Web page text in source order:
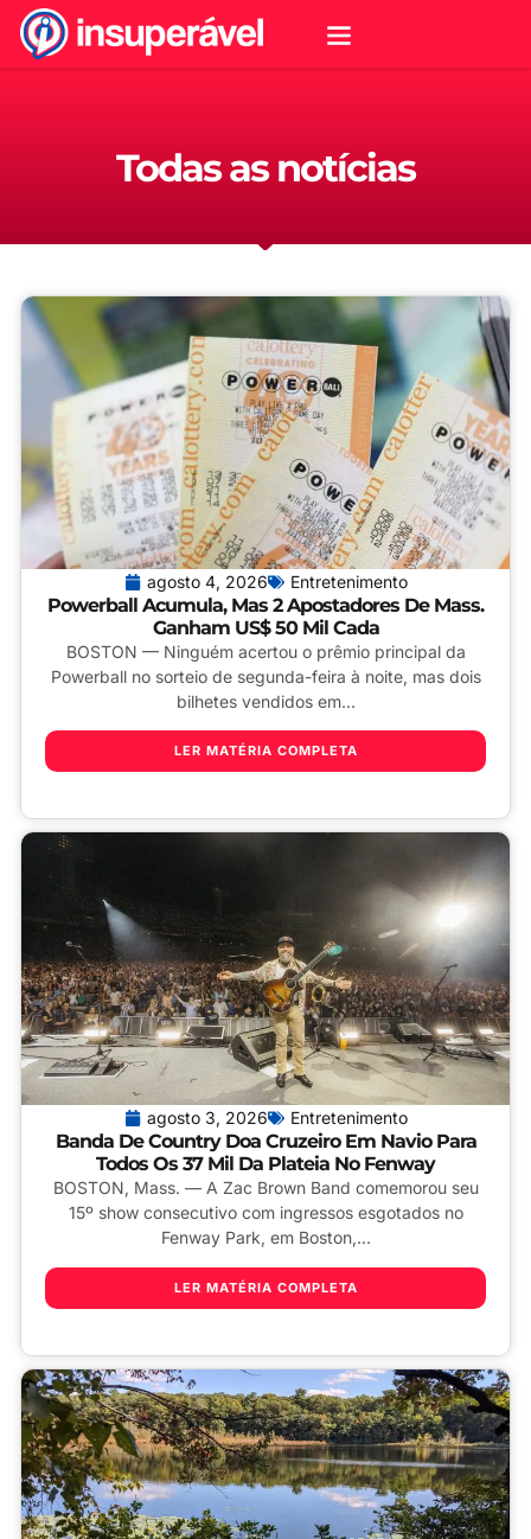
Todas as notícias
agosto 4, 2026 Entretenimento
Powerball Acumula, Mas 2 Apostadores De Mass.
Ganham US$ 50 Mil Cada
BOSTON — Ninguém acertou o prêmio principal da
Powerball no sorteio de segunda-feira à noite, mas dois
bilhetes vendidos em...
LER MATÉRIA COMPLETA
agosto 3, 2026 Entretenimento
Banda De Country Doa Cruzeiro Em Navio Para
Todos Os 37 Mil Da Plateia No Fenway
BOSTON, Mass. — A Zac Brown Band comemorou seu
15º show consecutivo com ingressos esgotados no
Fenway Park, em Boston,...
LER MATÉRIA COMPLETA